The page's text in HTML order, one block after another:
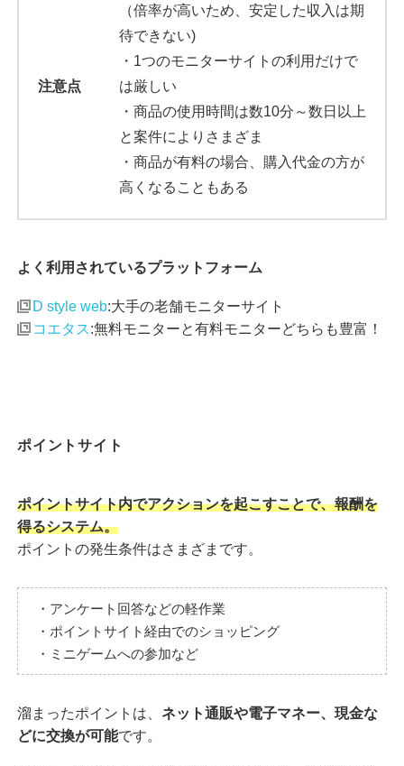
注意点
（倍率が高いため、安定した収入は期
待できない)
・1つのモニターサイトの利用だけで
は厳しい
・商品の使用時間は数10分～数日以上
と案件によりさまざま
・商品が有料の場合、購入代金の方が
高くなることもある
よく利用されているプラットフォーム
D style web:大手の老舗モニターサイト
コエタス:無料モニターと有料モニターどちらも豊富！
ポイントサイト
ポイントサイト内でアクションを起こすことで、報酬を
得るシステム。
ポイントの発生条件はさまざまです。
・アンケート回答などの軽作業
・ポイントサイト経由でのショッピング
・ミニゲームへの参加など
溜まったポイントは、 ネット通販や電子マネー、現金な
どに交換が可能です。